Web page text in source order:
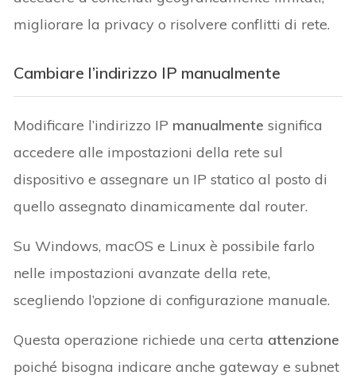
migliorare la privacy o risolvere conflitti di rete.
Cambiare l’indirizzo IP manualmente
Modificare l’indirizzo IP manualmentesignifica
accedere alle impostazioni della rete sul
dispositivo e assegnare un IP statico al posto di
quello assegnato dinamicamente dal router.
Su Windows, macOS e Linux è possibile farlo
nelle impostazioni avanzate della rete,
scegliendo l’opzione di configurazione manuale.
Questa operazione richiede una certa attenzione
poiché bisogna indicare anche gateway e subnet